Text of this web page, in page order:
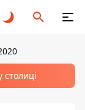
столиці